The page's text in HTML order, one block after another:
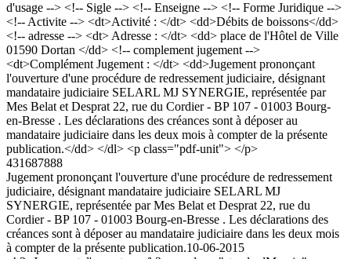
d'usage --> <!-- Sigle --> <!-- Enseigne --> <!-- Forme Juridique -->
<!-- Activite --> <dt>Activité : </dt> <dd>Débits de boissons</dd>
<!-- adresse --> <dt> Adresse : </dt> <dd> place de l'Hôtel de Ville
01590 Dortan </dd> <!-- complement jugement -->
<dt>Complément Jugement : </dt> <dd>Jugement prononçant
l'ouverture d'une procédure de redressement judiciaire, désignant
mandataire judiciaire SELARL MJ SYNERGIE, représentée par
Mes Belat et Desprat 22, rue du Cordier - BP 107 - 01003 Bourg-
en-Bresse . Les déclarations des créances sont à déposer au
mandataire judiciaire dans les deux mois à compter de la présente
publication.</dd> </dl> <p class="pdf-unit"> </p>
431687888
Jugement prononçant l'ouverture d'une procédure de redressement
judiciaire, désignant mandataire judiciaire SELARL MJ
SYNERGIE, représentée par Mes Belat et Desprat 22, rue du
Cordier - BP 107 - 01003 Bourg-en-Bresse . Les déclarations des
créances sont à déposer au mandataire judiciaire dans les deux mois
à compter de la présente publication.10-06-2015